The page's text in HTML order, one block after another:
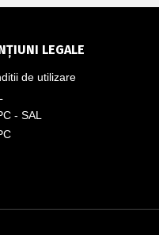
LEGALE
de utilizare
- SAL